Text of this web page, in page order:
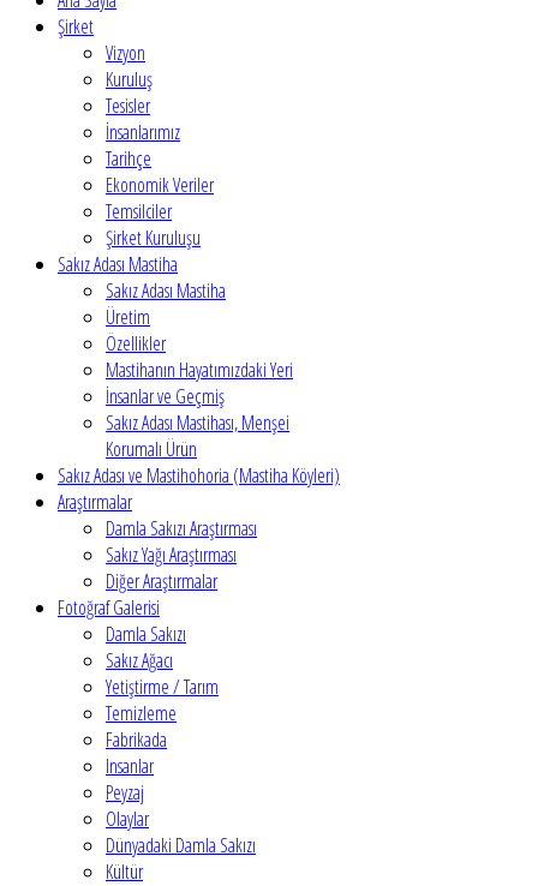
Şirket
Vizyon
Kuruluş
Tesisler
İnsanlarımız
Tarihçe
Ekonomik Veriler
Temsilciler
Şirket Kuruluşu
Sakız Adası Mastiha
Sakız Adası Mastiha
Üretim
Özellikler
Mastihanın Hayatımızdaki Yeri
İnsanlar ve Geçmiş
Sakız Adası Mastihası, Menşei
Korumalı Ürün
Sakız Adası ve Mastihohoria (Mastiha Köyleri)
Araştırmalar
Damla Sakızı Araştırması
Sakız Yağı Araştırması
Diğer Araştırmalar
Fotoğraf Galerisi
Damla Sakızı
Sakız Ağacı
Yetiştirme / Tarım
Temizleme
Fabrikada
Insanlar
Peyzaj
Olaylar
Dünyadaki Damla Sakızı
Kültür